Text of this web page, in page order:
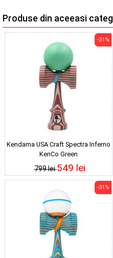
Produse din aceeasi
Kendama USA Craft Spectra Inferno
KenCo Green
799 lei
-31%
549 lei
-31%